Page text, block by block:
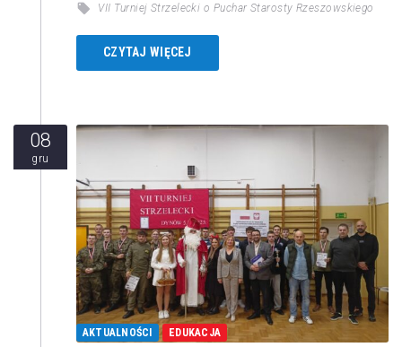
VII Turniej Strzelecki o Puchar Starosty Rzeszowskiego
CZYTAJ WIĘCEJ
08
gru
AKTUALNOŚCI EDUKACJA